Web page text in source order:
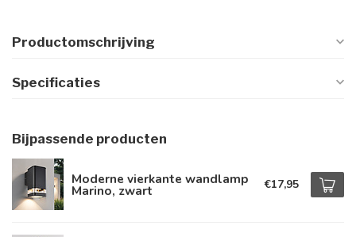
Productomschrijving
Specificaties
Bijpassende producten
Moderne vierkante wandlamp
Marino, zwart €17,95